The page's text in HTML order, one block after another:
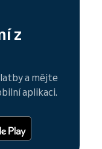
z
a mějte
aplikaci.